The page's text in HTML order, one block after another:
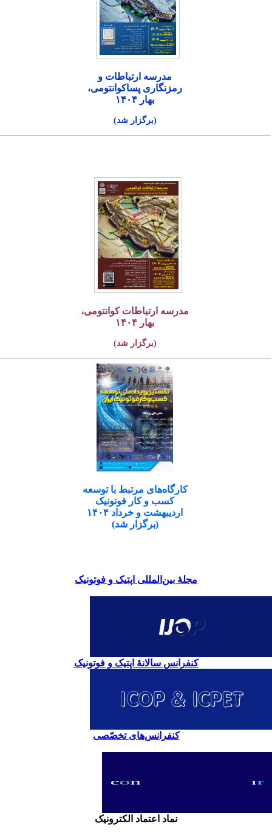
مدرسه ارتباطات و
رمزنگاری پساکوانتومی،
بهار ۱۴۰۴
(برگزار شد)
مدرسه ارتباطات کوانتومی،
بهار ۱۴۰۴
(برگزار شد)
کارگاه‌های مرتبط با توسعه
کسب و کار فوتونیک
اردیبهشت و خرداد ۱۴۰۴
(برگزار شد)
مجلۀ بین‌المللی اپتیک و فوتونیک
کنفرانس سالانۀ اپتیک و فوتونیک
کنفرانس‌های تخصّصی
نماد اعتماد الکترونیک